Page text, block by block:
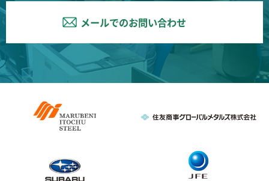
メールでのお問い合わせ